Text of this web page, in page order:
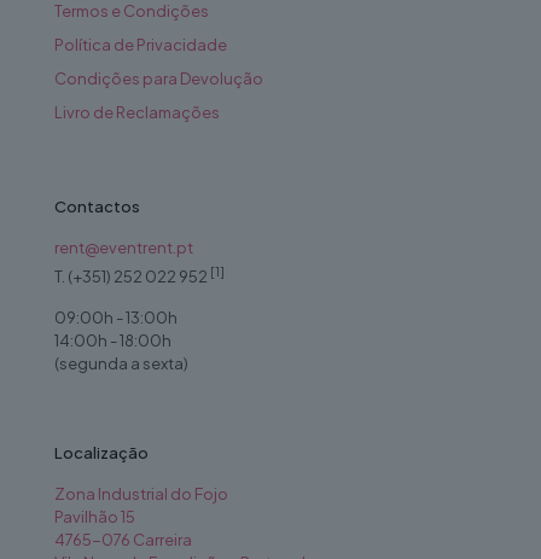
Termos e Condições
Política de Privacidade
Condições para Devolução
Livro de Reclamações
Contactos
rent@eventrent.pt
T. (+351) 252 022 952 [1]
09:00h - 13:00h
14:00h - 18:00h
(segunda a sexta)
Localização
Zona Industrial do Fojo
Pavilhão 15
4765-076 Carreira